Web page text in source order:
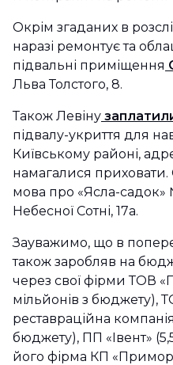
Окрім згаданих в
наразі ремонтує та
підвальні приміщення
Льва Толстого, 8.
Також Левіну
підвалу-укриття для
Київському районі,
намагалися приховати.
мова про «Ясла-садок»
Небесної Сотні, 17а.
Зауважимо, що в
також заробляв на
через свої фірми ТОВ
мільйонів з бюджету),
реставраційна
бюджету), ПП «Івент»
його фірма КП